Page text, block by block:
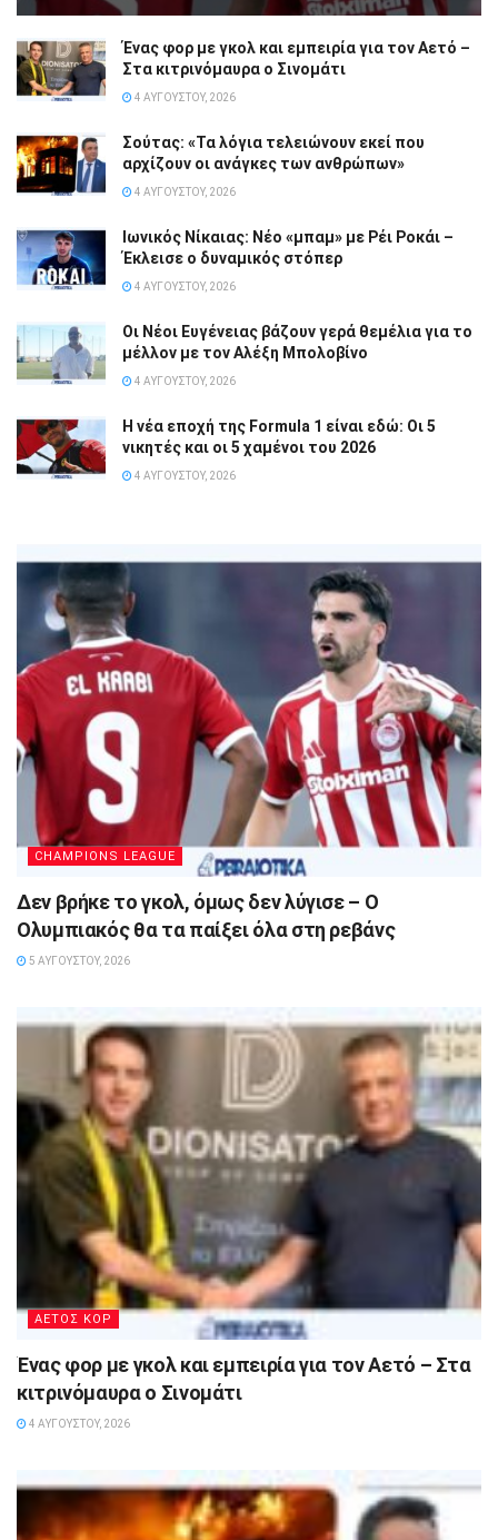
Ένας φορ με γκολ και εμπειρία για τον Αετό –
Στα κιτρινόμαυρα ο Σινομάτι
4 ΑΥΓΟΎΣΤΟΥ, 2026
Σούτας: «Τα λόγια τελειώνουν εκεί που
αρχίζουν οι ανάγκες των ανθρώπων»
4 ΑΥΓΟΎΣΤΟΥ, 2026
Ιωνικός Νίκαιας: Νέο «μπαμ» με Ρέι Ροκάι –
Έκλεισε ο δυναμικός στόπερ
4 ΑΥΓΟΎΣΤΟΥ, 2026
Οι Νέοι Ευγένειας βάζουν γερά θεμέλια για το
μέλλον με τον Αλέξη Μπολοβίνο
4 ΑΥΓΟΎΣΤΟΥ, 2026
Η νέα εποχή της Formula 1 είναι εδώ: Οι 5
νικητές και οι 5 χαμένοι του 2026
4 ΑΥΓΟΎΣΤΟΥ, 2026
CHAMPIONS LEAGUE
Δεν βρήκε το γκολ, όμως δεν λύγισε – Ο
Ολυμπιακός θα τα παίξει όλα στη ρεβάνς
5 ΑΥΓΟΎΣΤΟΥ, 2026
ΑΕΤΟΣ ΚΟΡ
Ένας φορ με γκολ και εμπειρία για τον Αετό – Στα
κιτρινόμαυρα ο Σινομάτι
4 ΑΥΓΟΎΣΤΟΥ, 2026